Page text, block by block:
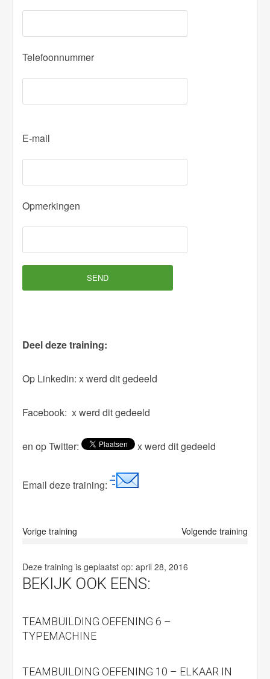
Telefoonnummer
l
e
e
l
e
i
f
e
d
m
y
E-mail
Opmerkingen
Deel deze training:
Op Linkedin:x werd dit gedeeld
Facebook: x werd dit gedeeld
en op Twitter: x werd dit gedeeld
Email deze training:
Vorige training Volgende training
Deze training is geplaatst op:april 28, 2016
BEKIJK OOK EENS:
TEAMBUILDING OEFENING 6 –
TYPEMACHINE
TEAMBUILDING OEFENING 10 – ELKAAR IN